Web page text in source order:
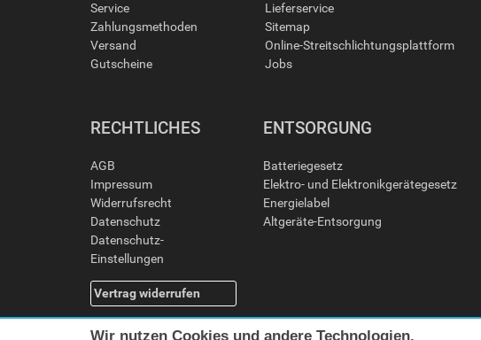
Service
Zahlungsmethoden
Versand
Gutscheine
Lieferservice
Sitemap
Online-Streitschlichtungsplattform
Jobs
RECHTLICHES
AGB
Impressum
Widerrufsrecht
Datenschutz
Datenschutz-
Einstellungen
Vertrag widerrufen
ENTSORGUNG
Batteriegesetz
Elektro- und Elektronikgerätegesetz
Energielabel
Altgeräte-Entsorgung
Wir nutzen Cookies und andere Technologien.